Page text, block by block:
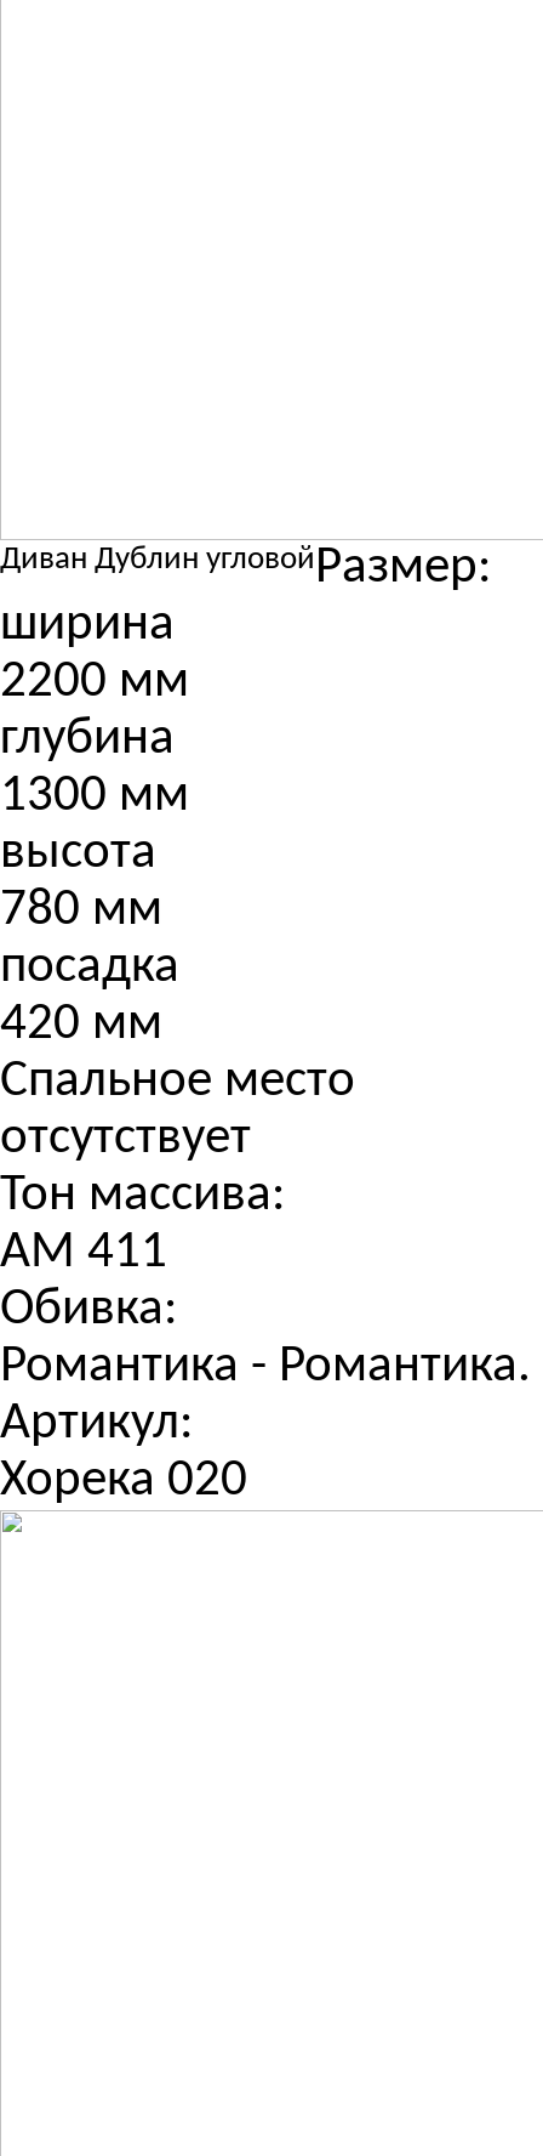
Диван Дублин угловойРазмер:
ширина
2200 мм
глубина
1300 мм
высота
780 мм
посадка
420 мм
Спальное место
отсутствует
Тон массива:
АМ 411
Обивка:
Романтика -
Артикул:
Хорека 020